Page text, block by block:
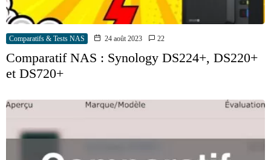
Comparatifs & Tests NAS 24 août 2023 22
Comparatif NAS : Synology DS224+, DS220+
et DS720+